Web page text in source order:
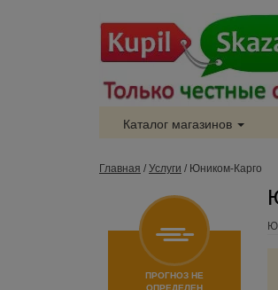
Каталог магазинов
Главная / Услуги / Юником-Карго
ПРОГНОЗ НЕ
ОПРЕДЕЛЕН